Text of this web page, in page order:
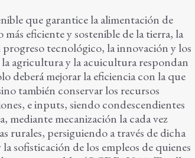
que garantice la alimentación de
eficiente y sostenible de la tierra, la
tecnológico, la innovación y los
agricultura y la acuicultura respondan
deberá mejorar la eficiencia con la que
también conservar los recursos
e inputs, siendo condescendientes
mediante mecanización la cada vez
rurales, persiguiendo a través de dicha
sofisticación de los empleos de quienes